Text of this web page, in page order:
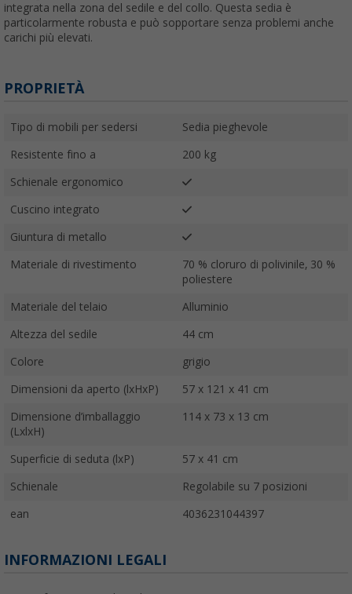
integrata nella zona del sedile e del collo. Questa sedia è
particolarmente robusta e può sopportare senza problemi anche
carichi più elevati.
PROPRIETÀ
Tipo di mobili per sedersi Sedia pieghevole
Resistente fino a 200 kg
Schienale ergonomico
Cuscino integrato
Giuntura di metallo
Materiale di rivestimento
70 % cloruro di polivinile, 30 %
poliestere
Materiale del telaio Alluminio
Altezza del sedile 44 cm
Colore grigio
Dimensioni da aperto (lxHxP) 57 x 121 x 41 cm
Dimensione d’imballaggio
(LxlxH)
114 x 73 x 13 cm
Superficie di seduta (lxP) 57 x 41 cm
Schienale Regolabile su 7 posizioni
ean 4036231044397
INFORMAZIONI LEGALI